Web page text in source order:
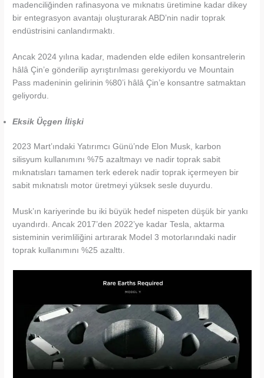
madenciliğinden rafinasyona ve mıknatıs üretimine kadar dikey
bir entegrasyon avantajı oluşturarak ABD’nin nadir toprak
endüstrisini canlandırmaktı.
Ancak 2024 yılına kadar, madenden elde edilen konsantrelerin
hâlâ Çin’e gönderilip ayrıştırılması gerekiyordu ve Mountain
Pass madeninin gelirinin %80’i hâlâ Çin’e konsantre satmaktan
geliyordu.
Eksik Üçgen İlişki
2023 Mart’ındaki Yatırımcı Günü’nde Elon Musk, karbon
silisyum kullanımını %75 azaltmayı ve nadir toprak sabit
mıknatısları tamamen terk ederek nadir toprak içermeyen bir
sabit mıknatıslı motor üretmeyi yüksek sesle duyurdu.
Musk’ın kariyerinde bu iki büyük hedef nispeten düşük bir yankı
uyandırdı. Ancak 2017’den 2022’ye kadar Tesla, aktarma
sisteminin verimliliğini artırarak Model 3 motorlarındaki nadir
toprak kullanımını %25 azalttı.